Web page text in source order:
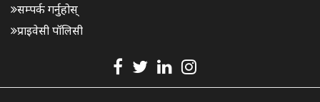
सम्पर्क गर्नुहोस्
प्राइवेसी पॉलिसी